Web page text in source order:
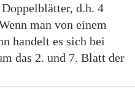
d.h. 4
man von einem
handelt es sich bei
das 2. und 7. Blatt der